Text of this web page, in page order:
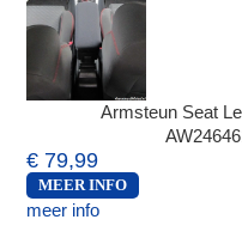
Armsteun Seat
€ 79,99
MEER INFO
meer info